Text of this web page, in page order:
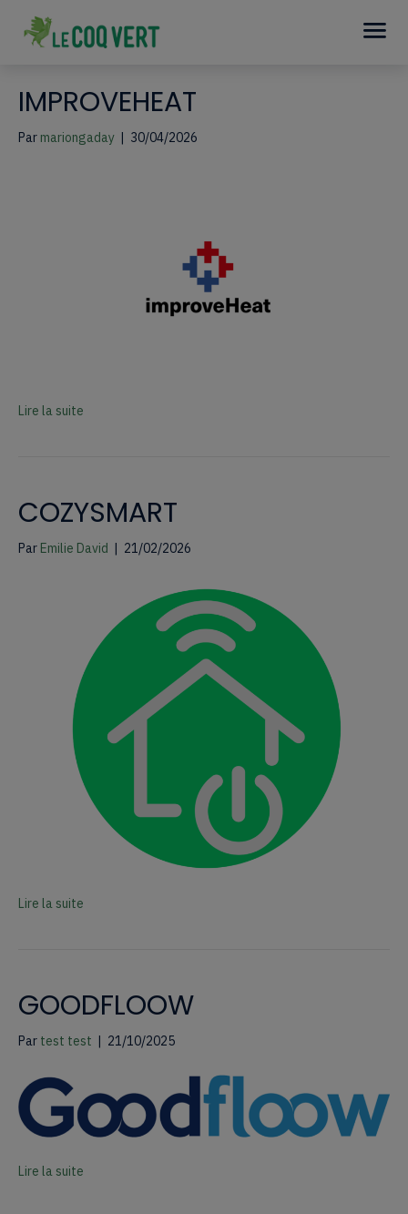
IMPROVEHEAT
Par mariongaday | 30/04/2026
Lire la suite
COZYSMART
Par Emilie David | 21/02/2026
Lire la suite
GOODFLOOW
Par test test | 21/10/2025
Lire la suite